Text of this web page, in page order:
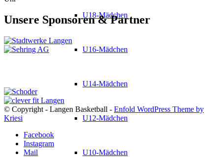
U18-Mädchen
U16-Mädchen
U14-Mädchen
U12-Mädchen
U10-Mädchen
Unsere Sponsoren & Partner
© Copyright - Langen Basketball - Enfold WordPress Theme by
Kriesi
Facebook
Instagram
Mail